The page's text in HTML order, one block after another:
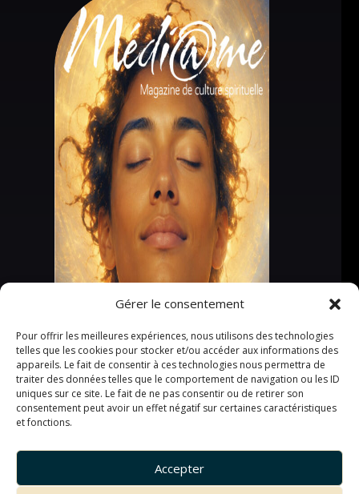
Gérer le consentement
Pour offrir les meilleures expériences, nous utilisons des technologies
telles que les cookies pour stocker et/ou accéder aux informations des
appareils. Le fait de consentir à ces technologies nous permettra de
traiter des données telles que le comportement de navigation ou les ID
uniques sur ce site. Le fait de ne pas consentir ou de retirer son
consentement peut avoir un effet négatif sur certaines caractéristiques
et fonctions.
Accepter